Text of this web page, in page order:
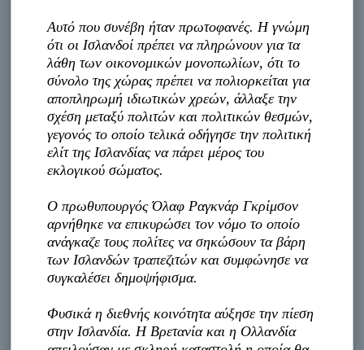
Αυτό που συνέβη ήταν πρωτοφανές. Η γνώμη
ότι οι Ισλανδοί πρέπει να πληρώνουν για τα
λάθη των οικονομικών μονοπωλίων, ότι το
σύνολο της χώρας πρέπει να πολιορκείται για
αποπληρωμή ιδιωτικών χρεών, άλλαξε την
σχέση μεταξύ πολιτών και πολιτικών θεσμών,
γεγονός το οποίο τελικά οδήγησε την πολιτική
ελίτ της Ισλανδίας να πάρει μέρος του
εκλογικού σώματος.
Ο πρωθυπουργός Όλαφ Ραγκνάρ Γκρίμσον
αρνήθηκε να επικυρώσει τον νόμο το οποίο
ανάγκαζε τους πολίτες να σηκώσουν τα βάρη
των Ισλανδών τραπεζιτών και συμφώνησε να
συγκαλέσει δημοψήφισμα.
Φυσικά η διεθνής κοινότητα αύξησε την πίεση
στην Ισλανδία. Η Βρετανία και η Ολλανδία